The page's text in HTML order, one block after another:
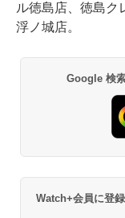
ル徳島店、徳島ク
浮ノ城店。
Google 検
Watch+会員に登